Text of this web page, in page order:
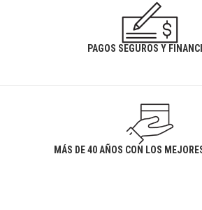
PAGOS SEGUROS Y
MÁS DE 40 AÑOS CON LOS